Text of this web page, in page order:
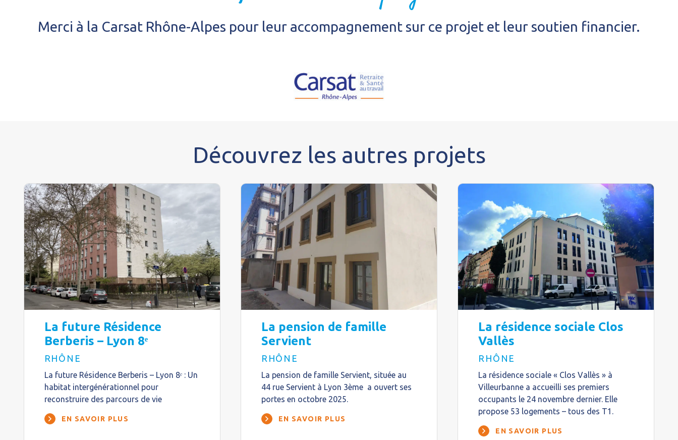
Merci à la Carsat Rhône-Alpes pour leur accompagnement sur ce projet et leur soutien financier.
Découvrez les autres projets
La future Résidence
Berberis – Lyon 8ᵉ
RHÔNE
La future Résidence Berberis – Lyon 8ᵉ : Un
habitat intergénérationnel pour
reconstruire des parcours de vie
EN SAVOIR PLUS
La pension de famille
Servient
RHÔNE
La pension de famille Servient, située au
44 rue Servient à Lyon 3ème a ouvert ses
portes en octobre 2025.
EN SAVOIR PLUS
La résidence sociale Clos
Vallès
RHÔNE
La résidence sociale « Clos Vallès » à
Villeurbanne a accueilli ses premiers
occupants le 24 novembre dernier. Elle
propose 53 logements – tous des T1.
EN SAVOIR PLUS